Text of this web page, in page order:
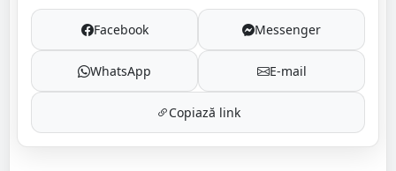
Facebook Messenger
WhatsApp E-mail
Copiază link